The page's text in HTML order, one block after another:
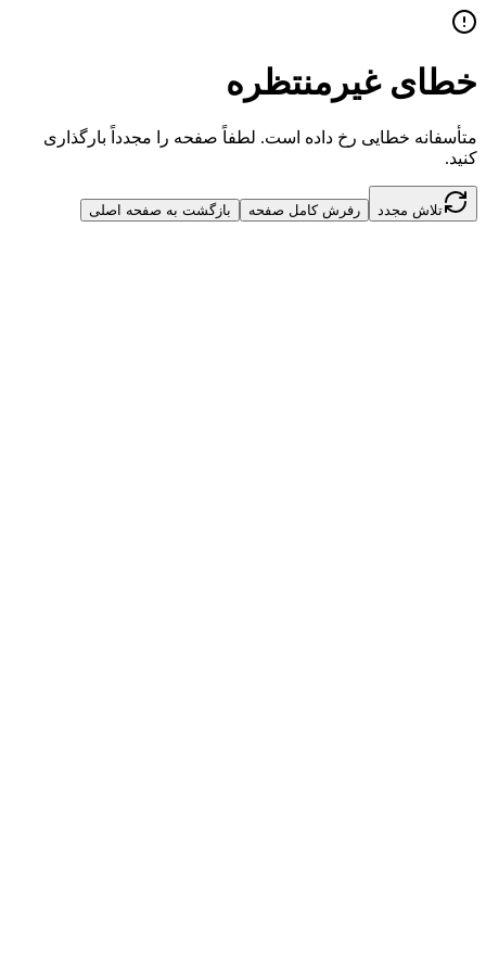
خطای غیرمنتظره
متأسفانه خطایی رخ داده است. لطفاً صفحه را مجدداً بارگذاری
کنید.
تلاش مجدد رفرش کامل صفحه بازگشت به صفحه اصلی